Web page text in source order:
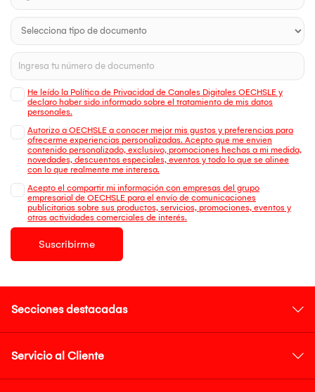
He leído la Política de Privacidad de Canales Digitales OECHSLE y
declaro haber sido informado sobre el tratamiento de mis datos
personales.
Autorizo a OECHSLE a conocer mejor mis gustos y preferencias para
ofrecerme experiencias personalizadas. Acepto que me envien
contenido personalizado, exclusivo, promociones hechas a mi medida,
novedades, descuentos especiales, eventos y todo lo que se alinee
con lo que realmente me interesa.
Acepto el compartir mi información con empresas del grupo
empresarial de OECHSLE para el envío de comunicaciones
publicitarias sobre sus productos, servicios, promociones, eventos y
otras actividades comerciales de interés.
Suscribirme
Secciones destacadas
Servicio al Cliente